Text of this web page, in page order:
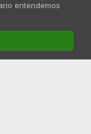
entendemos